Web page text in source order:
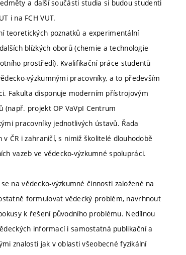
a další součásti studia si budou studenti
i na FCH VUT.
teoretických poznatků a experimentální
blízkých oborů (chemie a technologie
prostředí). Kvalifikační práce studentů
výzkumnými pracovníky, a to především
Fakulta disponuje moderním přístrojovým
projekt OP VaVpI Centrum
pracovníky jednotlivých ústavů. Řada
ČR i zahraničí, s nimiž školitelé dlouhodobě
vazeb ve vědecko-výzkumné spolupráci.
na vědecko-výzkumné činnosti založené na
formulovat vědecký problém, navrhnout
k řešení původního problému. Nedílnou
informací i samostatná publikační a
znalosti jak v oblasti všeobecné fyzikální